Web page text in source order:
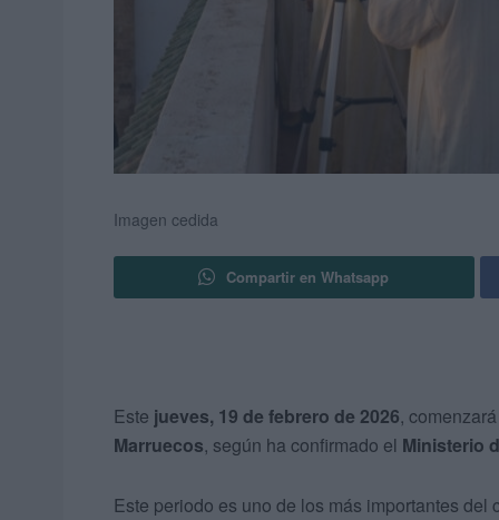
Imagen cedida
Compartir en Whatsapp
Este jueves, 19 de febrero de 2026,
Marruecos, según ha confirmado el Ministerio
Este periodo es uno de los más importantes